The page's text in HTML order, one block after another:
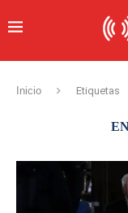
Inicio Etiquetas